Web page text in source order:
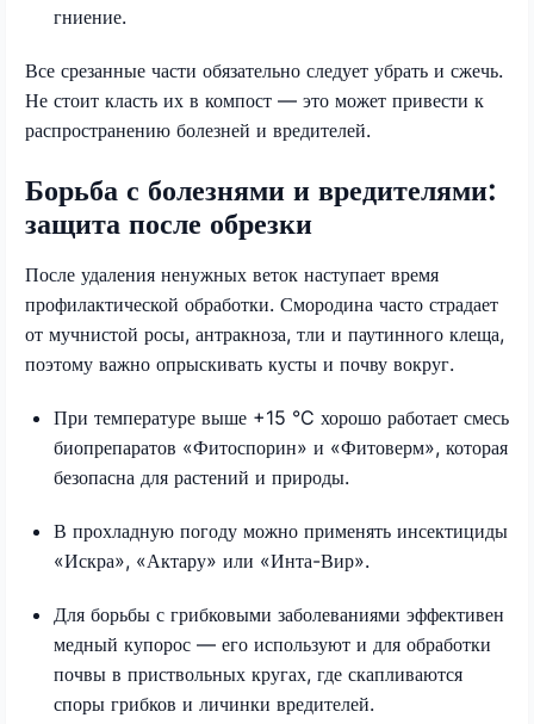
гниение.
Все срезанные части обязательно следует убрать и сжечь.
Не стоит класть их в компост — это может привести к
распространению болезней и вредителей.
Борьба с болезнями и вредителями:
защита после обрезки
После удаления ненужных веток наступает время
профилактической обработки. Смородина часто страдает
от мучнистой росы, антракноза, тли и паутинного клеща,
поэтому важно опрыскивать кусты и почву вокруг.
При температуре выше +15 °C хорошо работает смесь
биопрепаратов «Фитоспорин» и «Фитоверм», которая
безопасна для растений и природы.
В прохладную погоду можно применять инсектициды
«Искра», «Актару» или «Инта-Вир».
Для борьбы с грибковыми заболеваниями эффективен
медный купорос — его используют и для обработки
почвы в приствольных кругах, где скапливаются
споры грибков и личинки вредителей.